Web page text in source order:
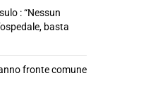
: “Nessun
basta
fronte comune